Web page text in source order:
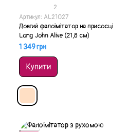
2
Артикул: AL21027
Довгий фалоімітатор на присосці
Long John Alive (21,8 см)
1 349 грн
Купити
Акція